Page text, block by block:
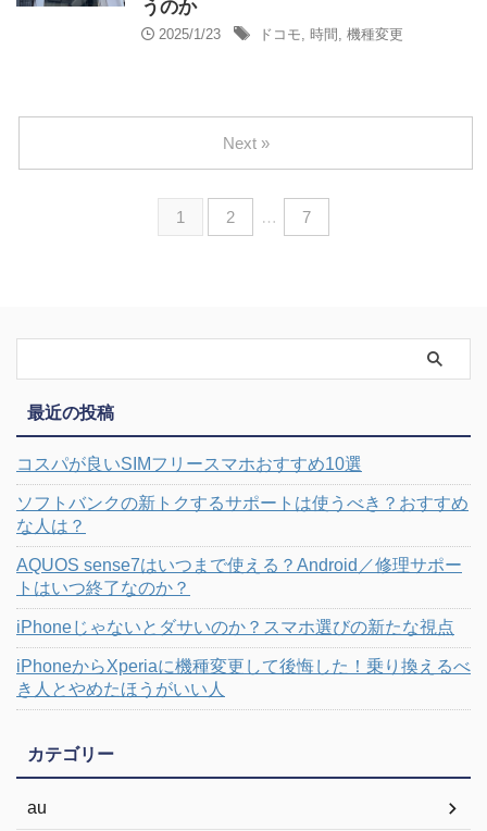
うのか
2025/1/23 ドコモ, 時間 , 機種変更
1 2 … 7
Next »
最近の投稿
コスパが良いSIMフリースマホおすすめ10選
ソフトバンクの新トクするサポートは使うべき？おすすめ
な人は？
AQUOS sense7はいつまで使える？Android／修理サポー
トはいつ終了なのか？
iPhoneじゃないとダサいのか？スマホ選びの新たな視点
iPhoneからXperiaに機種変更して後悔した！乗り換えるべ
き人とやめたほうがいい人
カテゴリー
au